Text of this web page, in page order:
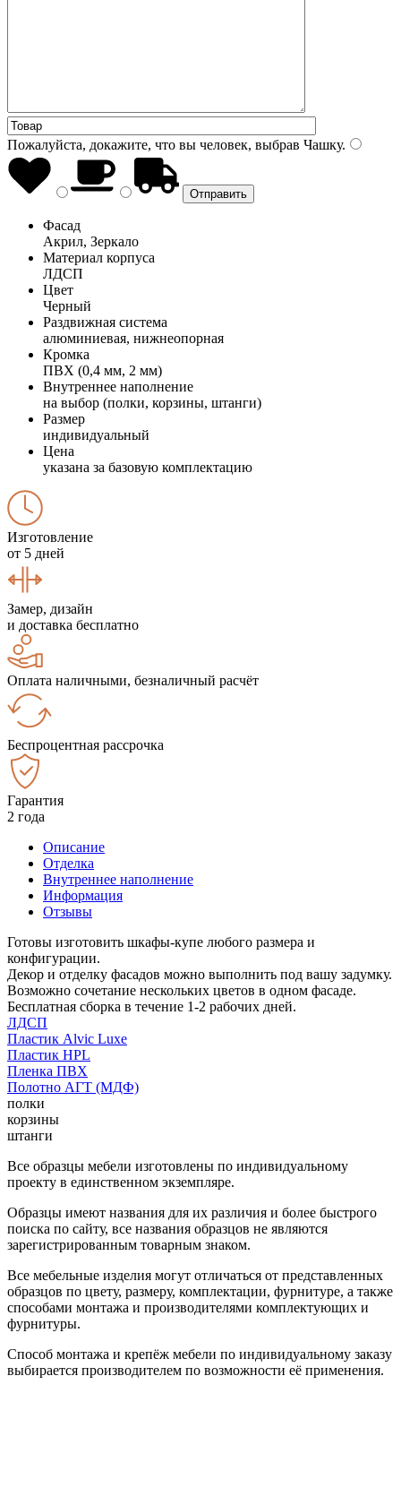
Пожалуйста, докажите, что вы человек, выбрав Чашку.
Фасад
Акрил, Зеркало
Материал корпуса
ЛДСП
Цвет
Черный
Раздвижная система
алюминиевая, нижнеопорная
Кромка
ПВХ (0,4 мм, 2 мм)
Внутреннее наполнение
на выбор (полки, корзины, штанги)
Размер
индивидуальный
Цена
указана за базовую комплектацию
Изготовление
от 5 дней
Замер, дизайн
и доставка бесплатно
Оплата наличными, безналичный расчёт
Беспроцентная рассрочка
Гарантия
2 года
Описание
Отделка
Внутреннее наполнение
Информация
Отзывы
Готовы изготовить шкафы-купе любого размера и
конфигурации.
Декор и отделку фасадов можно выполнить под вашу задумку.
Возможно сочетание нескольких цветов в одном фасаде.
Бесплатная сборка в течение 1-2 рабочих дней.
ЛДСП
Пластик Alvic Luxe
Пластик HPL
Пленка ПВХ
Полотно АГТ (МДФ)
полки
корзины
штанги
Все образцы мебели изготовлены по индивидуальному
проекту в единственном экземпляре.
Образцы имеют названия для их различия и более быстрого
поиска по сайту, все названия образцов не являются
зарегистрированным товарным знаком.
Все мебельные изделия могут отличаться от представленных
образцов по цвету, размеру, комплектации, фурнитуре, а также
способами монтажа и производителями комплектующих и
фурнитуры.
Способ монтажа и крепёж мебели по индивидуальному заказу
выбирается производителем по возможности её применения.